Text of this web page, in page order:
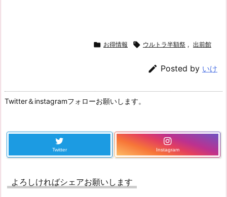
 お得情報  ウルトラ半額祭 , 出前館
 Posted by いけ
Twitter＆instagramフォローお願いします。
Twitter Instagram
よろしければシェアお願いします